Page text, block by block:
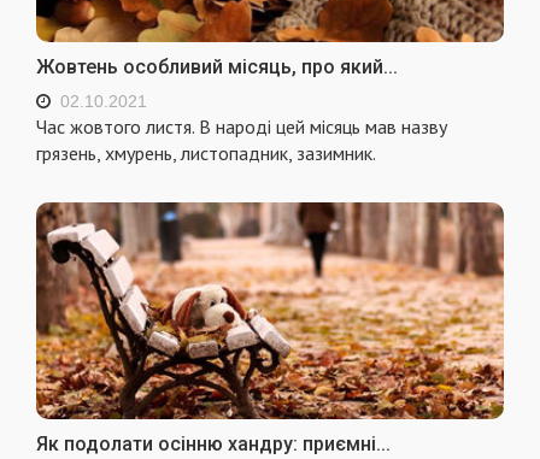
Жовтень особливий місяць, про який...
02.10.2021
Час жовтого листя. В народі цей місяць мав назву
грязень, хмурень, листопадник, зазимник.
Як подолати осінню хандру: приємні...